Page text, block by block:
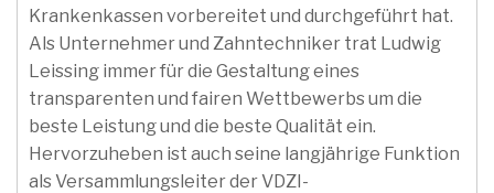
Krankenkassen vorbereitet und durchgeführt hat.
Als Unternehmer und Zahntechniker trat Ludwig
Leissing immer für die Gestaltung eines
transparenten und fairen Wettbewerbs um die
beste Leistung und die beste Qualität ein.
Hervorzuheben ist auch seine langjährige Funktion
als Versammlungsleiter der VDZI-